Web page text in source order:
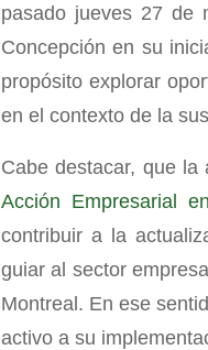
pasado jueves 27 de
Concepción en su
propósito explorar
en el contexto de la
Cabe destacar, que
Acción Empresarial
contribuir a la
guiar al sector
Montreal. En ese
activo a su